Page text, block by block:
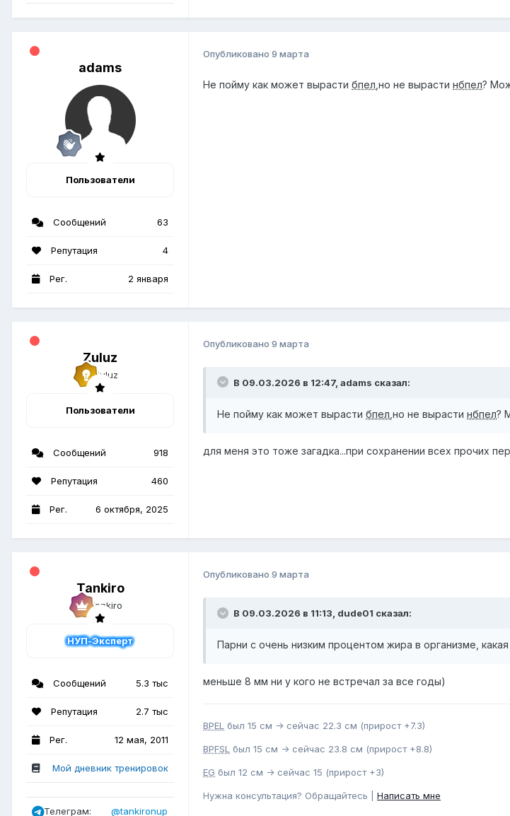
adams
Пользователи
Сообщений 63
Репутация 4
Рег. 2 января
Опубликовано 9 марта
Не пойму как может вырасти бпел ,но не вырасти нбпел?
Zuluz
Пользователи
Сообщений 918
Репутация 460
Рег. 6 октября, 2025
Опубликовано 9 марта
В 09.03.2026 в 12:47, adams сказал:
Не пойму как может вырасти бпел ,но не вырасти нбпел?
для меня это тоже загадка...при сохранении всех прочих
Tankiro
НУП-Эксперт
Сообщений 5.3 тыс
Репутация 2.7 тыс
Рег. 12 мая, 2011
Мой дневник тренировок
Телеграм: @tankironup
Опубликовано 9 марта
В 09.03.2026 в 11:13, dude01 сказал:
Парни с очень низким процентом жира в организме,
меньше 8 мм ни у кого не встречал за все годы)
BPEL был 15 см -> сейчас 22.3 см (прирост +7.3)
BPFSL был 15 см -> сейчас 23.8 см (прирост +8.8)
EG был 12 см -> сейчас 15 (прирост +3)
Нужна консультация? Обращайтесь | Написать мне